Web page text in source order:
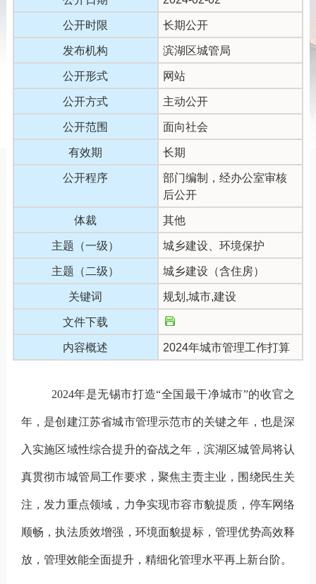
公开时限 长期公开
发布机构 滨湖区城管局
公开形式 网站
公开方式 主动公开
公开范围 面向社会
有效期 长期
公开程序
部门编制，经办公室审核
后公开
体裁 其他
主题（一级） 城乡建设、环境保护
主题（二级） 城乡建设（含住房）
关键词 规划,城市,建设
文件下载
内容概述 2024年城市管理工作打算
2024年是无锡市打造“全国最干净城市”的收官之
年，是创建江苏省城市管理示范市的关键之年 ，也是深
入实施区域性综合提升的奋战之年，滨湖区城管局将认
真贯彻市城管局工作要求，聚焦主责主业， 围绕民生关
注，发力重点领域，力争实现市容市貌提质 ， 停车网络
顺畅，执法质效增强， 环境面貌提标，管理优势高效释
放， 管理效能全面提升，精细化管理水平再上新台阶。